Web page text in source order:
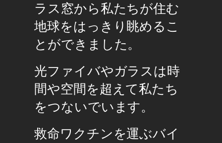
ラス窓から私たちが住む
地球をはっきり眺めるこ
とができました。
光ファイバやガラスは時
間や空間を超えて私たち
をつないでいます。
救命ワクチンを運ぶバイ